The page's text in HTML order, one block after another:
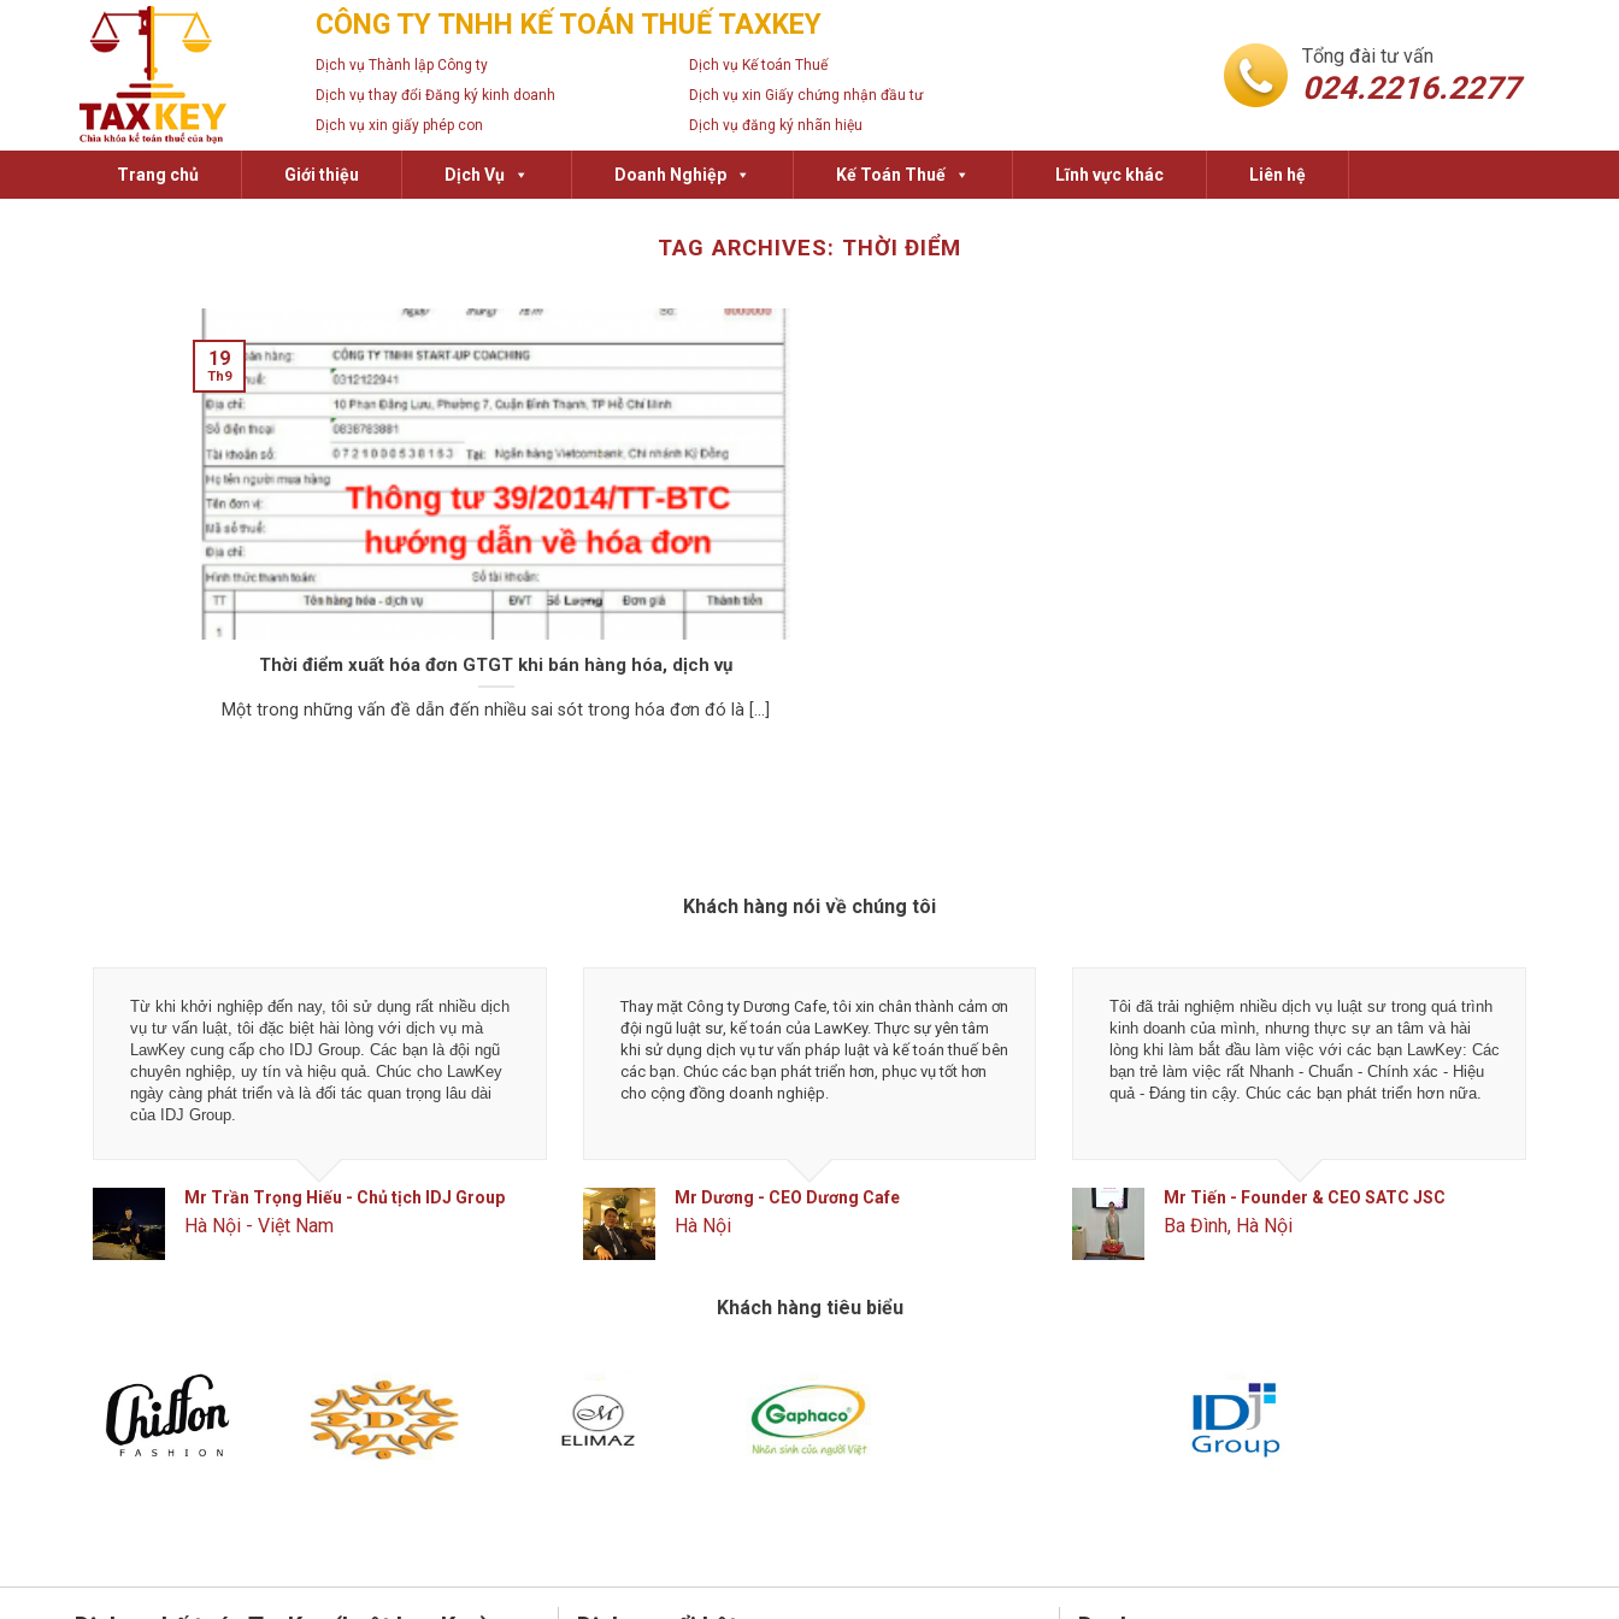
CÔNG TY TNHH KẾ TOÁN THUẾ TAXKEY
Dịch vụ Thành lập Công ty
Dịch vụ Kế toán Thuế
Dịch vụ thay đổi Đăng ký kinh doanh
Dịch vụ xin Giấy chứng nhận đầu tư
Dịch vụ xin giấy phép con
Dịch vụ đăng ký nhãn hiệu
Tổng đài tư vấn
024.2216.2277
Trang chủ Giới thiệu Dịch Vụ Doanh Nghiệp Kế Toán Thuế Lĩnh vực khác Liên hệ
TAG ARCHIVES: THỜI ĐIỂM
Thời điểm xuất hóa đơn GTGT khi bán hàng hóa, dịch vụ
Một trong những vấn đề dẫn đến nhiều sai sót trong hóa đơn đó là [...]
19
Th9
Khách hàng nói về chúng tôi
Từ khi khởi nghiệp đến nay, tôi sử dụng rất nhiều dịch
vụ tư vấn luật, tôi đặc biệt hài lòng với dịch vụ mà
LawKey cung cấp cho IDJ Group. Các bạn là đội ngũ
chuyên nghiệp, uy tín và hiệu quả. Chúc cho LawKey
ngày càng phát triển và là đối tác quan trọng lâu dài
của IDJ Group.
Mr Trần Trọng Hiếu - Chủ tịch IDJ Group
Hà Nội - Việt Nam
Thay mặt Công ty Dương Cafe, tôi xin chân thành cảm ơn
đội ngũ luật sư, kế toán của LawKey. Thực sự yên tâm
khi sử dụng dịch vụ tư vấn pháp luật và kế toán thuế bên
các bạn. Chúc các bạn phát triển hơn, phục vụ tốt hơn
cho cộng đồng doanh nghiệp.
Mr Dương - CEO Dương Cafe
Hà Nội
Tôi đã trải nghiệm nhiều dịch vụ luật sư trong quá trình
kinh doanh của mình, nhưng thực sự an tâm và hài
lòng khi làm bắt đầu làm việc với các bạn LawKey: Các
bạn trẻ làm việc rất Nhanh - Chuẩn - Chính xác - Hiệu
quả - Đáng tin cậy. Chúc các bạn phát triển hơn nữa.
Mr Tiến - Founder & CEO SATC JSC
Ba Đình, Hà Nội
Khách hàng tiêu biểu